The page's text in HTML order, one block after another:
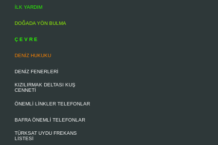
İLK YARDIM
DOĞADA YÖN BULMA
Ç E V R E
DENİZ HUKUKU
DENİZ FENERLERİ
KIZILIRMAK DELTASI KUŞ
CENNETİ
ÖNEMLİ LİNKLER TELEFONLAR
BAFRA ÖNEMLİ TELEFONLAR
TÜRKSAT UYDU FREKANS
LİSTESİ